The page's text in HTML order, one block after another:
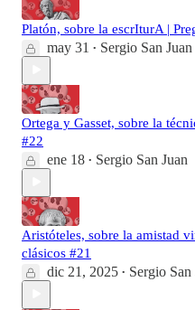
Platón, sobre la escrIturA |
may 31 • Sergio San Juan
Ortega y Gasset, sobre la
#22
ene 18 • Sergio San Juan
Aristóteles, sobre la amistad
clásicos #21
dic 21, 2025 • Sergio San